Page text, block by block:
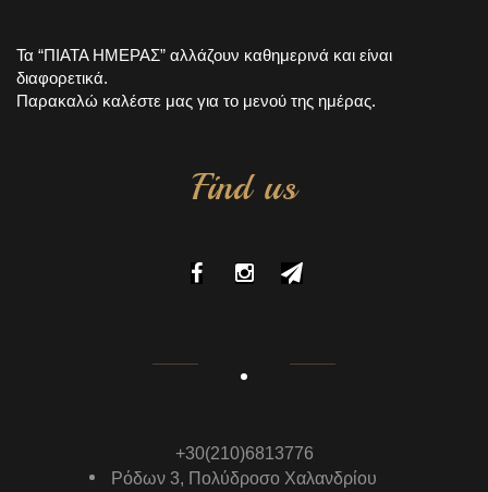
Τα “ΠΙΑΤΑ ΗΜΕΡΑΣ” αλλάζουν καθημερινά και είναι
διαφορετικά.
Παρακαλώ καλέστε μας για το μενού της ημέρας.
Find us
+30(210)6813776
Ρόδων 3, Πολύδροσο Χαλανδρίου